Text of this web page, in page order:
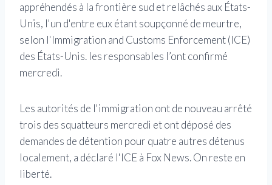
appréhendés à la frontière sud et relâchés aux États-
Unis, l'un d'entre eux étant soupçonné de meurtre,
selon l'Immigration and Customs Enforcement (ICE)
des États-Unis. les responsables l’ont confirmé
mercredi.
Les autorités de l'immigration ont de nouveau arrêté
trois des squatteurs mercredi et ont déposé des
demandes de détention pour quatre autres détenus
localement, a déclaré l'ICE à Fox News. On reste en
liberté.